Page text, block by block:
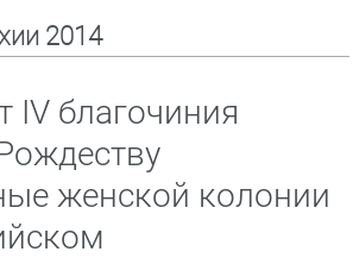
2014
IV благочиния
женской колонии